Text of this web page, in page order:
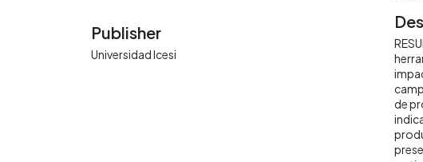
Publisher
Universidad Icesi
de